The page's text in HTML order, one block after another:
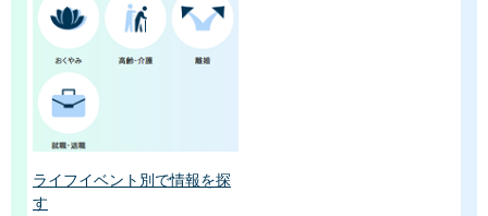
ライフイベント別で情報を探
す